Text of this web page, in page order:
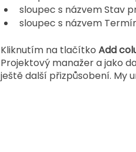
sloupec s názvem Stav
sloupec s názvem
Kliknutím na tlačítko Add
Projektový manažer a jako
ještě další přizpůsobení. My